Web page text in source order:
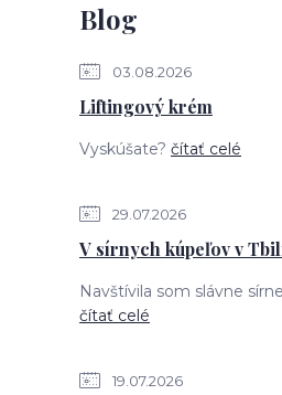
Blog
03.08.2026
Liftingový krém
Vyskúšate? čítať celé
29.07.2026
V sírnych kúpeľov v
Navštívila som slávne
čítať celé
19.07.2026